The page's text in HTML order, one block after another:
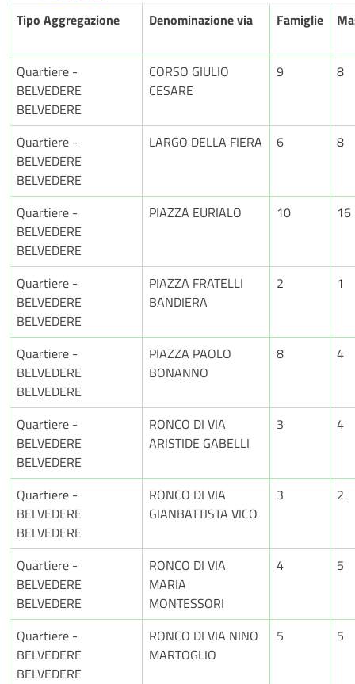
Tipo Aggregazione Denominazione via Famiglie
Quartiere -
BELVEDERE
BELVEDERE
CORSO GIULIO
CESARE
9 8
Quartiere -
BELVEDERE
BELVEDERE
LARGO DELLA FIERA 6 8
Quartiere -
BELVEDERE
BELVEDERE
PIAZZA EURIALO 10 16
Quartiere -
BELVEDERE
BELVEDERE
PIAZZA FRATELLI
BANDIERA
2 1
Quartiere -
BELVEDERE
BELVEDERE
PIAZZA PAOLO
BONANNO
8 4
Quartiere -
BELVEDERE
BELVEDERE
RONCO DI VIA
ARISTIDE GABELLI
3 4
Quartiere -
BELVEDERE
BELVEDERE
RONCO DI VIA
GIANBATTISTA VICO
3 2
Quartiere -
BELVEDERE
BELVEDERE
RONCO DI VIA
MARIA
MONTESSORI
4 5
Quartiere -
BELVEDERE
BELVEDERE
RONCO DI VIA NINO
MARTOGLIO
5 5